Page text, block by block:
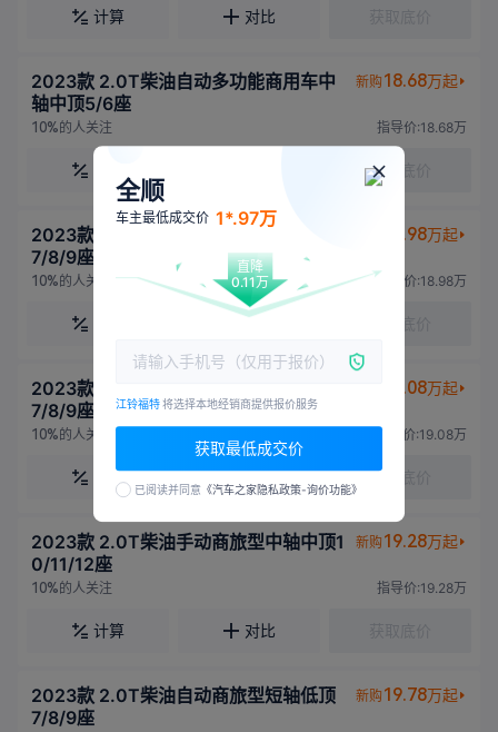
计算 对比
2023款 2.0T柴油自动多功能商用车中
轴中顶5/6座
新购 18.68万起
10%的人关注 指导价:18.68万
获取底价
2023款 2.0T柴油手动商旅型中轴低顶
7/8/9座
18.98万起
10%的人关注 指导价:18.98万
对比
2023款 2.0T柴油手动商旅型中轴中顶
7/8/9座
19.08万起
10%的人关注 指导价:19.08万
计算 对比 获取底价
2023款 2.0T柴油手动商旅型中轴中顶1
0/11/12座
新购 19.28万起
10%的人关注 指导价:19.28万
计算 对比
2023款 2.0T柴油自动商旅型短轴低顶
7/8/9座
新购 19.78万起
全顺
车主最低成交价 1*.97万
直降
0.11万
江铃福特将选择本地经销商提供报价服务
获取最低成交价
已阅读并同意 《汽车之家隐私政策-询价功能》